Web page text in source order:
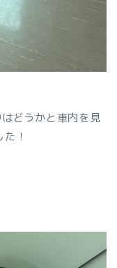
どうかと車内を見
！